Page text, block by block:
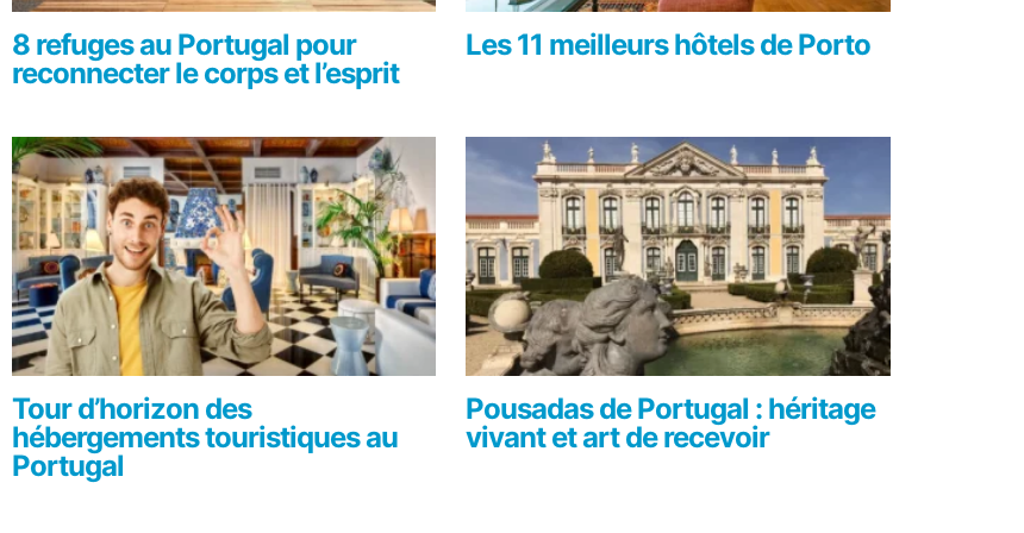
8 refuges au Portugal pour
reconnecter le corps et l’esprit
Les 11 meilleurs hôtels de Porto
Tour d’horizon des
hébergements touristiques au
Portugal
Pousadas de Portugal : héritage
vivant et art de recevoir